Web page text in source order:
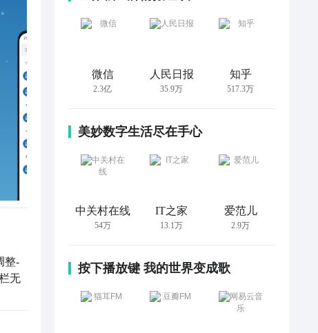
整-
无
微信
2.3亿
人民日报
35.9万
知乎
517.3万
美妙数字生活尽在手心
中关村在线
54万
IT之家
13.1万
爱范儿
2.9万
按下播放键 我的世界变成歌